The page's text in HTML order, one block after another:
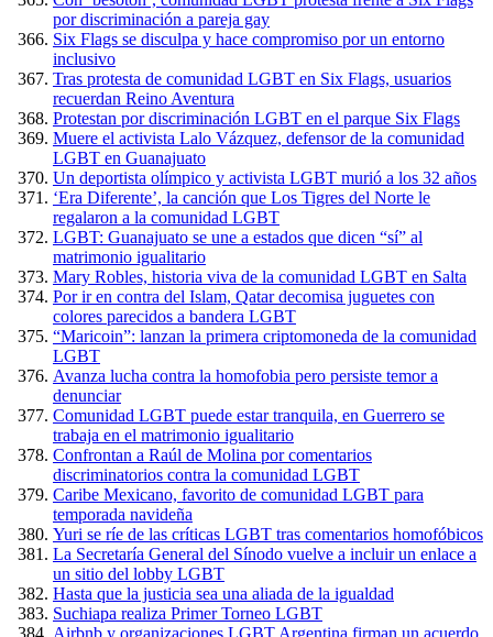
por discriminación a pareja gay
Six Flags se disculpa y hace compromiso por un entorno
inclusivo
Tras protesta de comunidad LGBT en Six Flags, usuarios
recuerdan Reino Aventura
Protestan por discriminación LGBT en el parque Six Flags
Muere el activista Lalo Vázquez, defensor de la comunidad
LGBT en Guanajuato
Un deportista olímpico y activista LGBT murió a los 32 años
‘Era Diferente’, la canción que Los Tigres del Norte le
regalaron a la comunidad LGBT
LGBT: Guanajuato se une a estados que dicen “sí” al
matrimonio igualitario
Mary Robles, historia viva de la comunidad LGBT en Salta
Por ir en contra del Islam, Qatar decomisa juguetes con
colores parecidos a bandera LGBT
“Maricoin”: lanzan la primera criptomoneda de la comunidad
LGBT
Avanza lucha contra la homofobia pero persiste temor a
denunciar
Comunidad LGBT puede estar tranquila, en Guerrero se
trabaja en el matrimonio igualitario
Confrontan a Raúl de Molina por comentarios
discriminatorios contra la comunidad LGBT
Caribe Mexicano, favorito de comunidad LGBT para
temporada navideña
Yuri se ríe de las críticas LGBT tras comentarios homofóbicos
La Secretaría General del Sínodo vuelve a incluir un enlace a
un sitio del lobby LGBT
Hasta que la justicia sea una aliada de la igualdad
Suchiapa realiza Primer Torneo LGBT
Airbnb y organizaciones LGBT Argentina firman un acuerdo